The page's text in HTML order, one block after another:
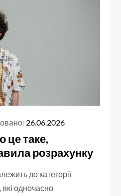
26.06.2026
це таке,
розрахунку
до категорії
одночасно